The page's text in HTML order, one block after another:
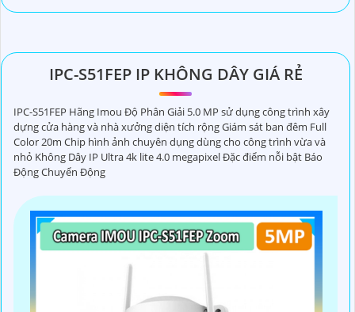
IPC-S51FEP IP KHÔNG DÂY GIÁ RẺ
IPC-S51FEP Hãng Imou Độ Phân Giải 5.0 MP sử dụng công trình xây
dựng cửa hàng và nhà xưởng diện tích rộng Giám sát ban đêm Full
Color 20m Chip hình ảnh chuyên dụng dùng cho công trình vừa và
nhỏ Không Dây IP Ultra 4k lite 4.0 megapixel Đặc điểm nỗi bật Báo
Động Chuyển Động